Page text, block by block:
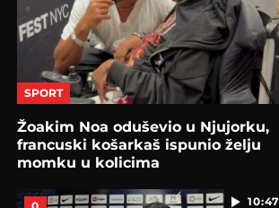
SPORT
Žoakim Noa oduševio u Njujorku,
francuski košarkaš ispunio želju
momku u kolicima
10:47